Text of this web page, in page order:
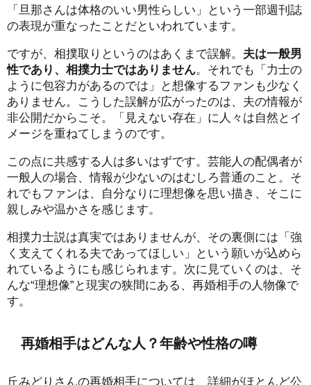
「旦那さんは体格のいい男性らしい」という一部週刊誌
の表現が重なったことだといわれています。
ですが、相撲取りというのはあくまで誤解。 夫は一般男
性であり、相撲力士ではありません 。それでも「力士の
ように包容力があるのでは」と想像するファンも少なく
ありません。こうした誤解が広がったのは、夫の情報が
非公開だからこそ。「見えない存在」に人々は自然とイ
メージを重ねてしまうのです。
この点に共感する人は多いはずです。芸能人の配偶者が
一般人の場合、情報が少ないのはむしろ普通のこと。そ
れでもファンは、自分なりに理想像を思い描き、そこに
親しみや温かさを感じます。
相撲力士説は真実ではありませんが、その裏側には「強
く支えてくれる夫であってほしい」という願いが込めら
れているようにも感じられます。次に見ていくのは、そ
んな“理想像”と現実の狭間にある、再婚相手の人物像で
す。
再婚相手はどんな人？年齢や性格の噂
丘みどりさんの再婚相手については、詳細がほとんど公